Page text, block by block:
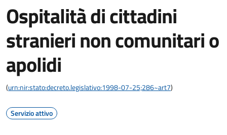
Ospitalità di cittadini
stranieri non comunitari o
apolidi
(urn:nir:stato:decreto.legislativo:1998-07-25;286~art7)
Servizio attivo